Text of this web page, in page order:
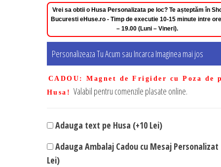
Vrei sa obtii o Husa Personalizata pe loc? Te așteptăm în
Bucuresti eHuse.ro - Timp de executie 10-15 minute intre
– 19.00 (Luni – Vineri).
Personalizeaza Tu Acum sau Incarca Imaginea mai jos
CADOU : Magnet de Frigider cu Poza de
Husa! Valabil pentru comenzile plasate online.
Adauga text pe Husa (+10 Lei)
Adauga Ambalaj Cadou cu Mesaj Personalizat
Lei)